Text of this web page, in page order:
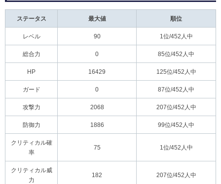
ステータス 最大値 順位
レベル 90 1位/452人中
総合力 0 85位/452人中
HP 16429 125位/452人中
ガード 0 87位/452人中
攻撃力 2068 207位/452人中
防御力 1886 99位/452人中
クリティカル確
率
75 1位/452人中
クリティカル威
力
182 207位/452人中